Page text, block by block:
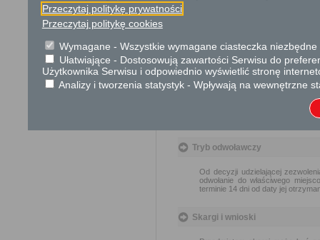
Dodatkowe
Opłata
opłata skarbowa za
opłata skarbowa za
opłata skarbowa za
Tryb odwoławczy
Od decyzji udzielającej
odwołanie do właściwego
terminie 14 dni od daty jej
Skargi i wnioski
Przeczytaj politykę prywatności
Przeczytaj politykę cookies
Wymagane - Wszystkie wymagane ciasteczka
Ułatwiające - Dostosowują zawartości Serwisu do
Użytkownika Serwisu i odpowiednio wyświetlić stronę
Analizy i tworzenia statystyk - Wpływają na wewnętrzne